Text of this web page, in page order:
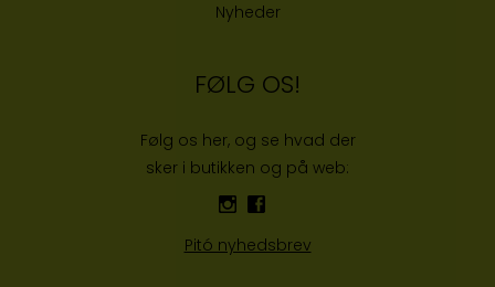
Nyheder
FØLG OS!
Følg os her, og se hvad der
sker i butikken og på web:
Pitó nyhedsbrev